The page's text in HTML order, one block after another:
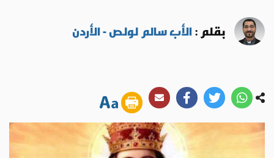
بقلم :الأب سالم لولص - الأردن